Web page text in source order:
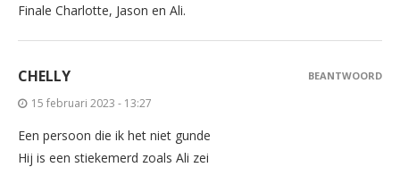
Finale Charlotte, Jason en Ali.
CHELLY
15 februari 2023 - 13:27
Een persoon die ik het niet gunde
Hij is een stiekemerd zoals Ali zei
BEANTWOORD